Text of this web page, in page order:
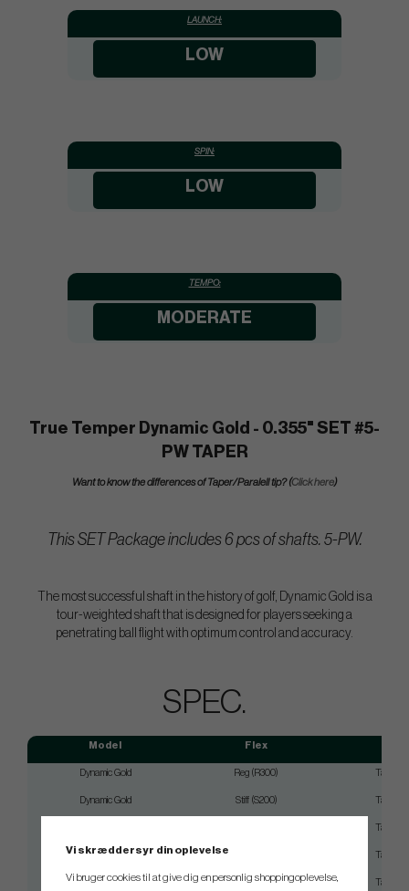
LAUNCH:
LOW
SPIN:
LOW
TEMPO:
MODERATE
True Temper Dynamic Gold - 0.355" SET #5-
PW TAPER
Want to know the differences of Taper/Paralell tip? (Click here)
This SET Package includes 6 pcs of shafts. 5-PW.
The most successful shaft in the history of golf, Dynamic Gold is a
tour-weighted shaft that is designed for players seeking a
penetrating ball flight with optimum control and accuracy.
SPEC.
Model Flex
Dynamic Gold Reg (R300) Taper
Dynamic Gold Stiff (S200) Taper
Taper
Dynamic Gold Taper
Dynamic Gold X-Stiff (X100) Taper
Vi skræddersyr din oplevelse
Vi bruger cookies til at give dig en personlig shoppingoplevelse,